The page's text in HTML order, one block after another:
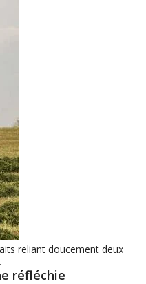
reliant doucement deux
réfléchie